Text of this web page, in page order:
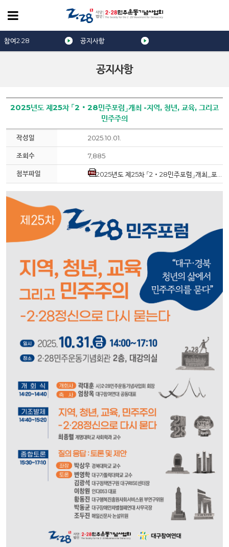
공지사항
참여2·28 공지사항
2025년도 제25차 「2‧28민주포럼」개최 -지역, 청년, 교육, 그리고
민주주의
작성일 2025.10.01.
조회수 7,885
첨부파일 2025년도 제25차 「2‧28민주포럼」개최_포스터.png